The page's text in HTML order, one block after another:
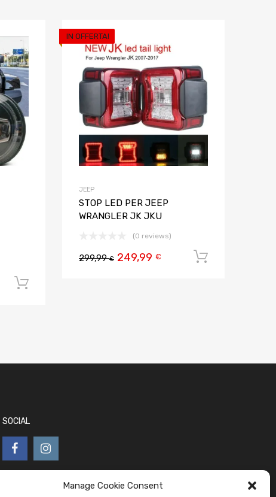
Manage Cookie Consent
Aggiungi ai preferiti
Aggiungi al confronto
IN OFFERTA!
JEEP
STOP LED PER JEEP
WRANGLER JK JKU
(0 reviews)
299,99€ 249,99 €
SOCIAL